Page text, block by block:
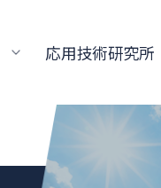
応用技術研究所